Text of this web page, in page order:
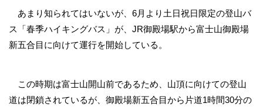
あまり知られてはいないが、6月より土日祝日限定の登山バ
ス「春季ハイキングバス」が、JR御殿場駅から富士山御殿場
新五合目に向けて運行を開始している。
この時期は富士山開山前であるため、山頂に向けての登山
道は閉鎖されているが、御殿場新五合目から片道1時間30分の